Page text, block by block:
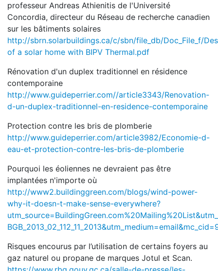
professeur Andreas Athienitis de l'Université
Concordia, directeur du Réseau de recherche canadien
sur les bâtiments solaires
http://sbrn.solarbuildings.ca/c/sbn/file_db/Doc_File_f/
of a solar home with BIPV Thermal.pdf
Rénovation d'un duplex traditionnel en résidence
contemporaine
http://www.guideperrier.com//article3343/Renovation-
d-un-duplex-traditionnel-en-residence-contemporaine
Protection contre les bris de plomberie
http://www.guideperrier.com/article3982/Economie-d-
eau-et-protection-contre-les-bris-de-plomberie
Pourquoi les éoliennes ne devraient pas être
implantées n'importe où
http://www2.buildinggreen.com/blogs/wind-power-
why-it-doesn-t-make-sense-everywhere?
Risques encourus par l’utilisation de certains foyers au
gaz naturel ou propane de marques Jotul et Scan.